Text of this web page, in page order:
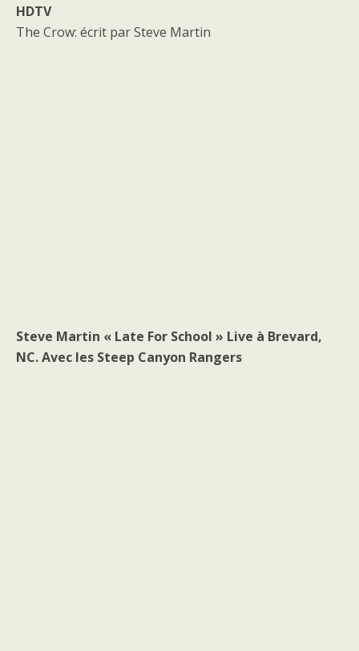
HDTV
The Crow: écrit par Steve Martin
Steve Martin « Late For School » Live à Brevard,
NC. Avec les Steep Canyon Rangers